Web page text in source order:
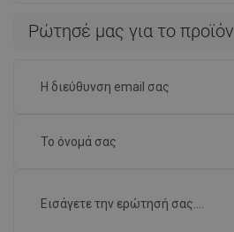
Ρώτησέ μας για το προϊόν